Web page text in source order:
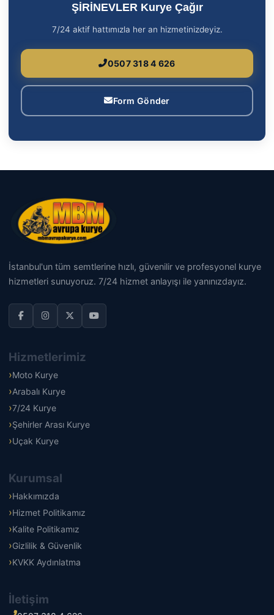
ŞİRİNEVLER Kurye Çağır
7/24 aktif hattımızla her an hizmetinizdeyiz.
0507 318 4 626
Form Gönder
İstanbul'un tüm semtlerine hızlı, güvenilir ve profesyonel kurye
hizmetleri sunuyoruz. 7/24 hizmet anlayışı ile yanınızdayız.
Hizmetlerimiz
Moto Kurye
Arabalı Kurye
7/24 Kurye
Şehirler Arası Kurye
Uçak Kurye
Kurumsal
Hakkımızda
Hizmet Politikamız
Kalite Politikamız
Gizlilik & Güvenlik
KVKK Aydınlatma
İletişim